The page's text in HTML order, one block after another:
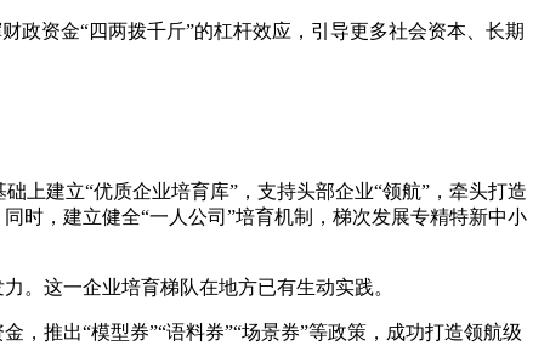
资金“四两拨千斤”的杠杆效应，引导更多社会资本、长期
建立“优质企业培育库”，支持头部企业“领航”，牵头打造
时，建立健全“一人公司”培育机制，梯次发展专精特新中小
这一企业培育梯队在地方已有生动实践。
推出“模型券”“语料券”“场景券”等政策，成功打造领航级